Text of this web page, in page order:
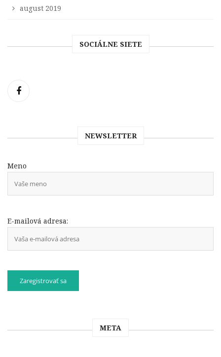
august 2019
SOCIÁLNE SIETE
NEWSLETTER
Meno
E-mailová adresa:
META